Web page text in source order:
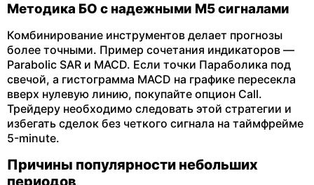
Методика БО с надежными М5 сигналами
Комбинирование инструментов делает прогнозы
более точными. Пример сочетания индикаторов —
Parabolic SAR и MACD. Если точки Параболика под
свечой, а гистограмма MACD на графике пересекла
вверх нулевую линию, покупайте опцион Call.
Трейдеру необходимо следовать этой стратегии и
избегать сделок без четкого сигнала на таймфрейме
5-minute.
Причины популярности небольших
периодов